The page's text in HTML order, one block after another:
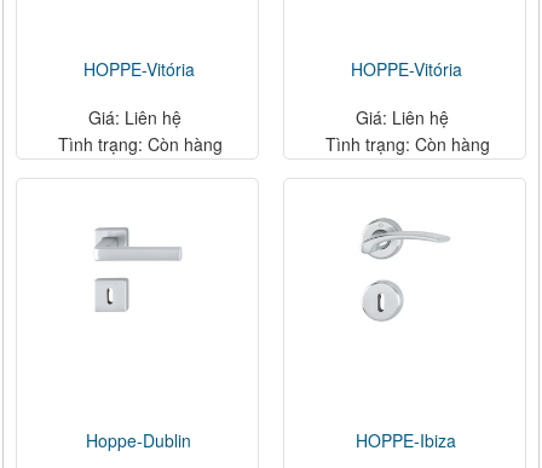
HOPPE-Vitória
Giá: Liên hệ
Tình trạng: Còn hàng
HOPPE-Vitória
Giá: Liên hệ
Tình trạng: Còn hàng
Hoppe-Dublin
HOPPE-Ibiza